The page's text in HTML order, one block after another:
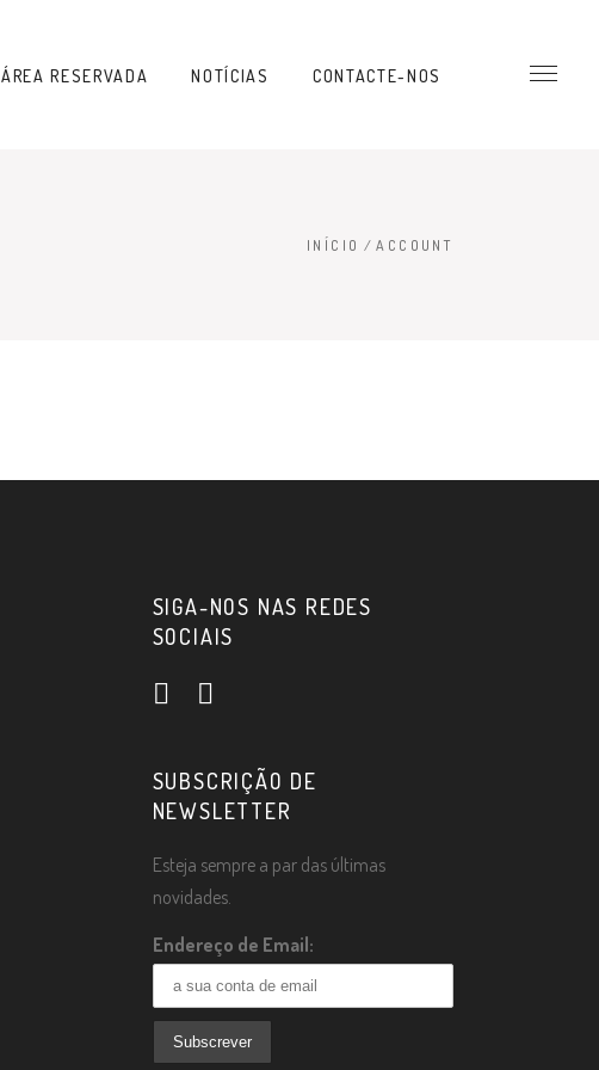
ÁREA RESERVADA NOTÍCIAS CONTACTE-NOS
INÍCIO /ACCOUNT
SIGA-NOS NAS REDES
SOCIAIS
SUBSCRIÇÃO DE
NEWSLETTER
Esteja sempre a par das últimas
novidades.
Endereço de Email: